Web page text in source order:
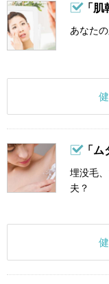
「肌
あなた
「ム
埋没毛
夫？